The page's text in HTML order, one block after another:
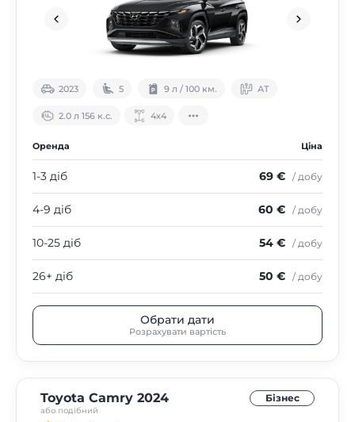
2023 5 9 л / 100 км. АТ
2.0 л 156 к.с. 4х4
Оренда Ціна
1-3 діб 69 € / добу
4-9 діб 60 € / добу
10-25 діб 54 € / добу
26+ діб 50 € / добу
Обрати дати
Розрахувати вартість
Toyota Camry 2024
або подібний
Бізнес